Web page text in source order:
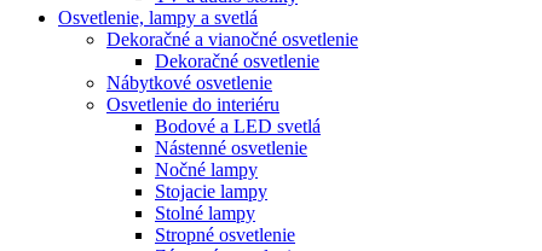
Osvetlenie, lampy a svetlá
Dekoračné a vianočné osvetlenie
Dekoračné osvetlenie
Nábytkové osvetlenie
Osvetlenie do interiéru
Bodové a LED svetlá
Nástenné osvetlenie
Nočné lampy
Stojacie lampy
Stolné lampy
Stropné osvetlenie